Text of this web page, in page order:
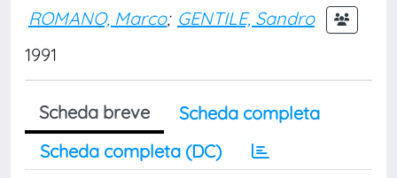
ROMANO, Marco; GENTILE, Sandro
1991
Scheda breve
Scheda completa
Scheda completa (DC)